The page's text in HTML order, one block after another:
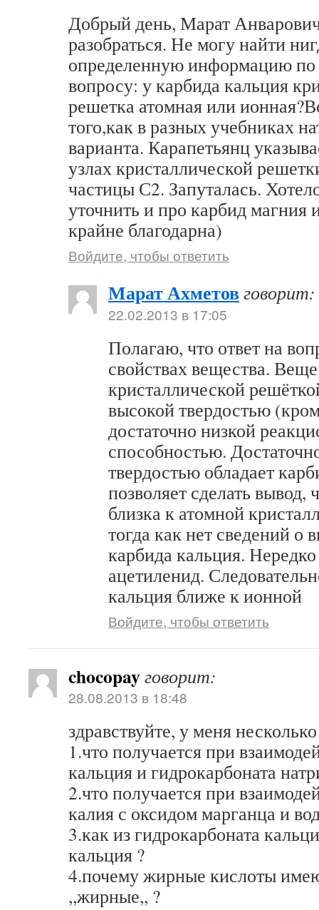
Добрый день, Марат
разобраться. Не могу найти
определенную информацию
вопросу: у карбида кальция
решетка атомная или
того,как в разных учебниках
варианта. Карапетьянц
узлах кристаллической
частицы С2. Запуталась.
уточнить и про карбид магния
крайне благодарна)
Войдите, чтобы ответить
Марат Ахметовговорит:
22.02.2013 в 17:05
Полагаю, что ответ на
свойствах вещества.
кристаллической
высокой твердостью
достаточно низкой
способностью.
твердостью обладает
позволяет сделать вывод,
близка к атомной
тогда как нет сведений о
карбида кальция.
ацетиленид.
кальция ближе к ионной
Войдите, чтобы ответить
chocopayговорит:
28.08.2013 в 18:48
здравствуйте, у меня
1.что получается при
кальция и гидрокарбоната
2.что получается при
калия с оксидом марганца и
3.как из гидрокарбоната
кальция ?
4.почему жирные кислоты
,,жирные,, ?